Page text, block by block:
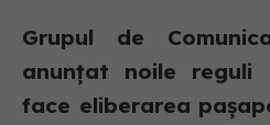
Grupul de
anunțat noile
face eliberarea